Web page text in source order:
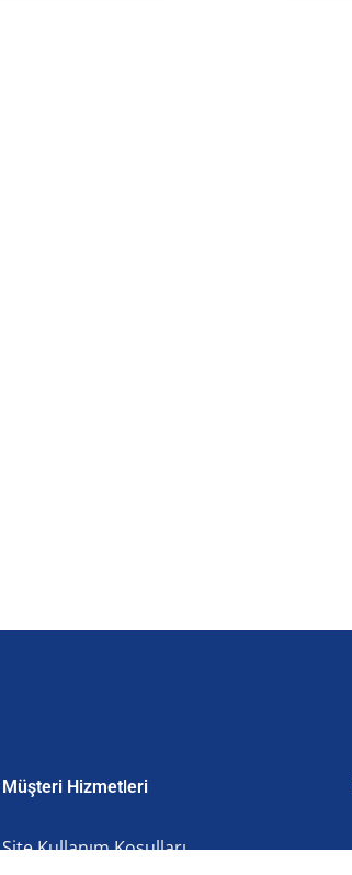
Müşteri Hizmetleri
Site Kullanım Koşulları